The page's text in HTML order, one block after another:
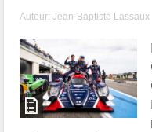
Auteur:Jean-Baptiste Lassaux